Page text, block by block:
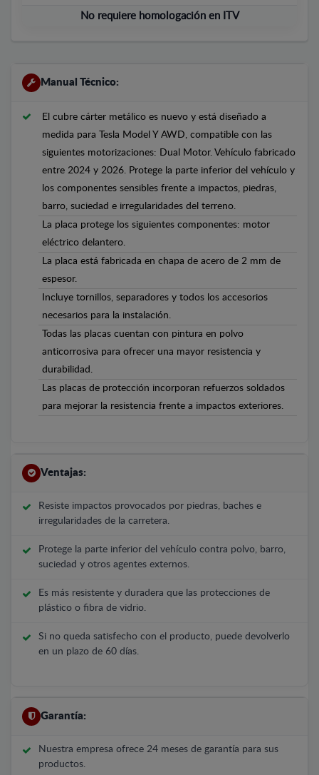
No requiere homologación en ITV
Manual Técnico:
El cubre cárter metálico es nuevo y está diseñado a
medida para Tesla Model Y AWD, compatible con las
siguientes motorizaciones: Dual Motor. Vehículo fabricado
entre 2024 y 2026. Protege la parte inferior del vehículo y
los componentes sensibles frente a impactos, piedras,
barro, suciedad e irregularidades del terreno.
La placa protege los siguientes componentes: motor
eléctrico delantero.
La placa está fabricada en chapa de acero de 2 mm de
espesor.
Incluye tornillos, separadores y todos los accesorios
necesarios para la instalación.
Todas las placas cuentan con pintura en polvo
anticorrosiva para ofrecer una mayor resistencia y
durabilidad.
Las placas de protección incorporan refuerzos soldados
para mejorar la resistencia frente a impactos exteriores.
Ventajas:
Resiste impactos provocados por piedras, baches e
irregularidades de la carretera.
Protege la parte inferior del vehículo contra polvo, barro,
suciedad y otros agentes externos.
Es más resistente y duradera que las protecciones de
plástico o fibra de vidrio.
Si no queda satisfecho con el producto, puede devolverlo
en un plazo de 60 días.
Garantía:
Nuestra empresa ofrece 24 meses de garantía para sus
productos.